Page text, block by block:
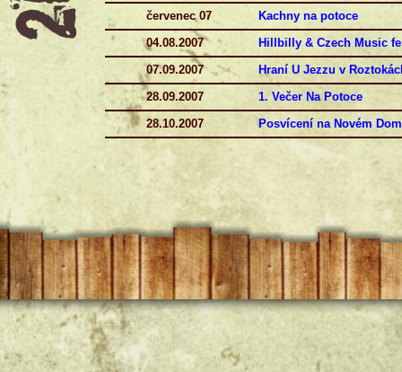
červenec 07
Kachny na potoce
04.08.2007
Hillbilly & Czech Music
07.09.2007
Hraní U Jezzu v
28.09.2007
1. Večer Na Potoce
28.10.2007
Posvícení na Novém